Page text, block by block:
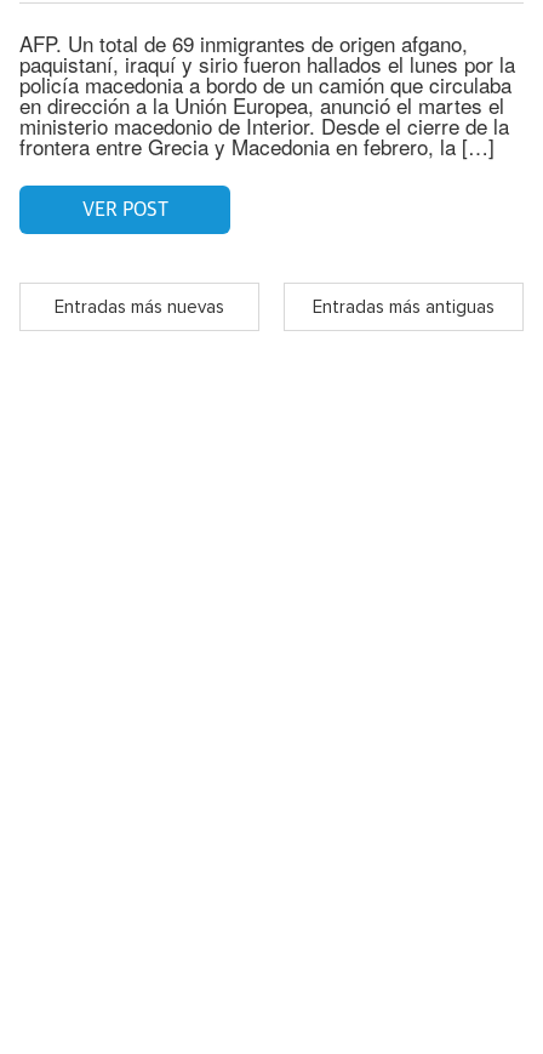
AFP. Un total de 69 inmigrantes de origen afgano,
paquistaní, iraquí y sirio fueron hallados el lunes por la
policía macedonia a bordo de un camión que circulaba
en dirección a la Unión Europea, anunció el martes el
ministerio macedonio de Interior. Desde el cierre de la
frontera entre Grecia y Macedonia en febrero, la […]
VER POST
Entradas más nuevas Entradas más antiguas